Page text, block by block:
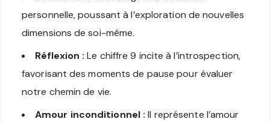
personnelle, poussant à l’exploration de nouvelles
dimensions de soi-même.
Réflexion : Le chiffre 9 incite à l’introspection,
favorisant des moments de pause pour évaluer
notre chemin de vie.
Amour inconditionnel : Il représente l’amour